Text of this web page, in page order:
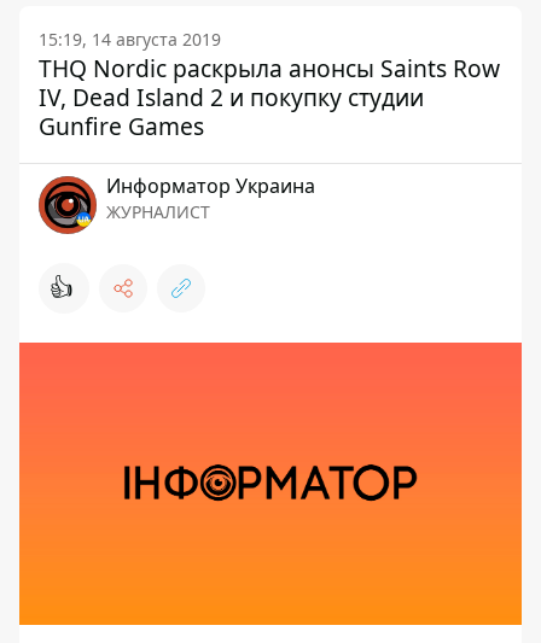
15:19, 14 августа 2019
THQ Nordic раскрыла анонсы Saints Row
IV, Dead Island 2 и покупку студии
Gunfire Games
Информатор Украина
ЖУРНАЛИСТ
👍